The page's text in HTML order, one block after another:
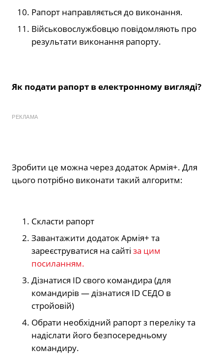
Рапорт направляється до виконання.
Військовослужбовцю повідомляють про
результати виконання рапорту.
Як подати рапорт в електронному вигляді?
РЕКЛАМА
Зробити це можна через додаток Армія+. Для
цього потрібно виконати такий алгоритм:
Скласти рапорт
Завантажити додаток Армія+ та
зареєструватися на сайті за цим
посиланням.
Дізнатися ID свого командира (для
командирів — дізнатися ID СЕДО в
стройовій)
Обрати необхідний рапорт з переліку та
надіслати його безпосередньому
командиру.